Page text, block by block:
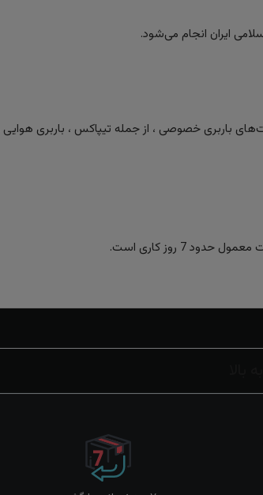
ایران انجام می‌شود.
باربری خصوصی ، از جمله تیپاکس ، باربری هوایی ،